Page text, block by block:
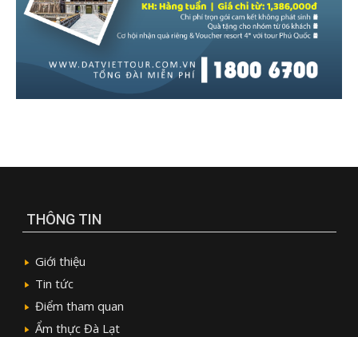
THÔNG TIN
Giới thiệu
Tin tức
Điểm tham quan
Ẩm thực Đà Lạt